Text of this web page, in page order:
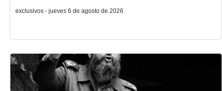
exclusivos - jueves 6 de agosto de 2026